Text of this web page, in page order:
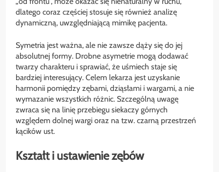
dlatego coraz częściej stosuje się również analizę
dynamiczną, uwzględniającą mimikę pacjenta.
Symetria jest ważna, ale nie zawsze dąży się do jej
absolutnej formy. Drobne asymetrie mogą dodawać
twarzy charakteru i sprawiać, że uśmiech staje się
bardziej interesujący. Celem lekarza jest uzyskanie
harmonii pomiędzy zębami, dziąsłami i wargami, a nie
wymazanie wszystkich różnic. Szczególną uwagę
zwraca się na linię przebiegu siekaczy górnych
względem dolnej wargi oraz na tzw. czarną przestrzeń
kącików ust.
Kształt i ustawienie zębów